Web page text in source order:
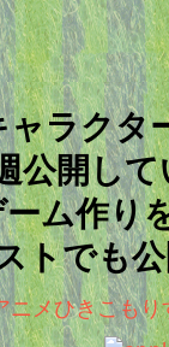
ラクタ
開して
ム作り
トでも
ニメひきこも